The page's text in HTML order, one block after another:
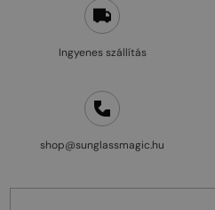
Ingyenes szállítás
shop@sunglassmagic.hu